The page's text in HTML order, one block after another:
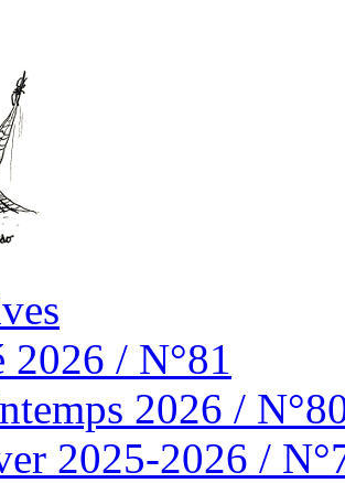
2026 / N°81
2026 /
2025-2026 /